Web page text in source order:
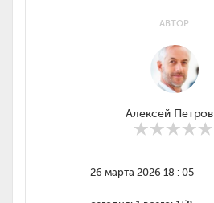
АВТОР
Алексей Петров
26 марта 2026 18 : 05